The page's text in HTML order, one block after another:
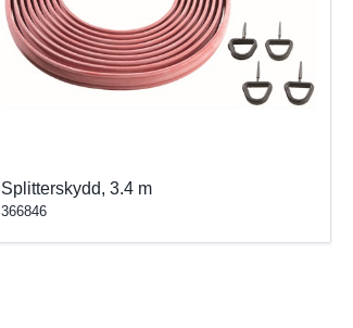
Splitterskydd, 3.4 m
366846